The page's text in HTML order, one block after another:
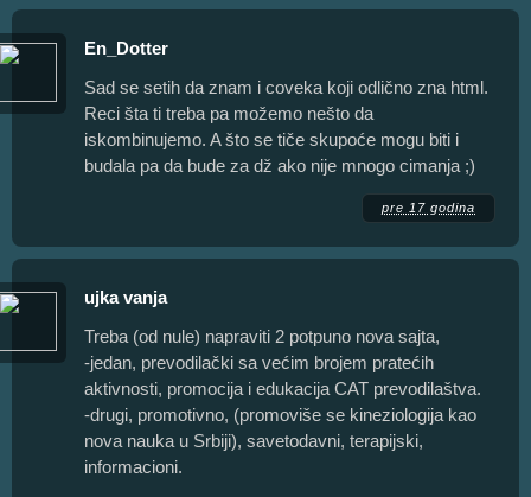
En_Dotter
Sad se setih da znam i coveka koji odlično zna html.
Reci šta ti treba pa možemo nešto da
iskombinujemo. A što se tiče skupoće mogu biti i
budala pa da bude za dž ako nije mnogo cimanja ;)
pre 17 godina
ujka vanja
Treba (od nule) napraviti 2 potpuno nova sajta,
-jedan, prevodilački sa većim brojem pratećih
aktivnosti, promocija i edukacija CAT prevodilaštva.
-drugi, promotivno, (promoviše se kineziologija kao
nova nauka u Srbiji), savetodavni, terapijski,
informacioni.